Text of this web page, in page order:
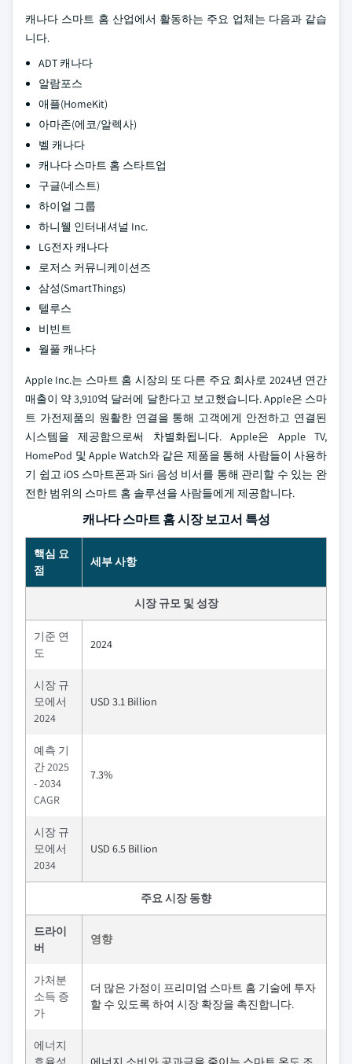
캐나다 스마트 홈 산업에서 활동하는 주요 업체는 다음과 같습
니다.
ADT 캐나다
알람포스
애플(HomeKit)
아마존(에코/알렉사)
벨 캐나다
캐나다 스마트 홈 스타트업
구글(네스트)
하이얼 그룹
하니웰 인터내셔널 Inc.
LG전자 캐나다
로저스 커뮤니케이션즈
삼성(SmartThings)
텔루스
비빈트
월풀 캐나다
Apple Inc.는 스마트 홈 시장의 또 다른 주요 회사로 2024년 연간
매출이 약 3,910억 달러에 달한다고 보고했습니다. Apple은 스마
트 가전제품의 원활한 연결을 통해 고객에게 안전하고 연결된
시스템을 제공함으로써 차별화됩니다. Apple은 Apple TV,
HomePod 및 Apple Watch와 같은 제품을 통해 사람들이 사용하
기 쉽고 iOS 스마트폰과 Siri 음성 비서를 통해 관리할 수 있는 완
전한 범위의 스마트 홈 솔루션을 사람들에게 제공합니다.
캐나다 스마트 홈 시장 보고서 특성
핵심 요
점
세부 사항
시장 규모 및 성장
기준 연
도
2024
시장 규
모에서
2024
USD 3.1 Billion
예측 기
간 2025
- 2034
CAGR
7.3%
시장 규
모에서
2034
USD 6.5 Billion
주요 시장 동향
드라이
버
영향
가처분
소득 증
가
더 많은 가정이 프리미엄 스마트 홈 기술에 투자
할 수 있도록 하여 시장 확장을 촉진합니다.
에너지